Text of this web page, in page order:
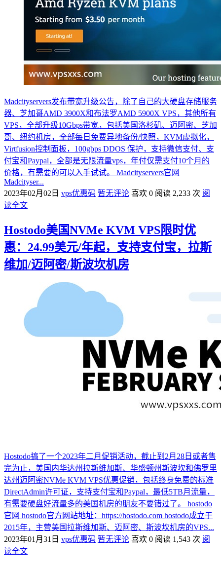
Madcityservers发布带宽升级公告，除了自己的大硬盘存储服务
器、芝加哥AMD 3900X和布法罗AMD 5900X VPS，其他所有
VPS，全部升级10Gbps带宽，包括美国洛杉矶、迈阿密、芝加
哥、纽约机房，全部每日免费异地备份/快照，KVM虚拟化，
Virtfusion控制面板，100gbps DDOS 保护，支持微信支付、支
付宝和Paypal，全部是无限流量vps，年付仅需支付10个月的
价格，有需要的可以入手试试。 Madcityservers官网
Madcityser...
2023年02月02日 vps优惠码 暂无评论 喜欢 0 阅读 2,233 次 阅
读全文
Hostodo美国NVMe KVM VPS限时优
惠：24.99美元/年起，支持支付宝，拉斯
维加/迈阿密/斯波坎机房
Hostodo搞了一个2023年二月促销活动，截止到2月28日或者售
完为止，美国内华达州拉斯维加斯、华盛顿州斯波坎和佛罗里
达州迈阿密NVMe KVM VPS优惠促销，包括终身免费的标准
DirectAdmin许可证，支持支付宝和Paypal，最低5TB月流量，
有需要硬盘好流量多的美国机房的朋友不要错过了。 hostodo
官网 hostodo官方网站地址：https://hostodo.com hostodo成立于
2015年，主营美国拉斯维加斯、迈阿密、斯波坎机房的VPS...
2023年01月31日 vps优惠码 暂无评论 喜欢 0 阅读 1,543 次 阅
读全文